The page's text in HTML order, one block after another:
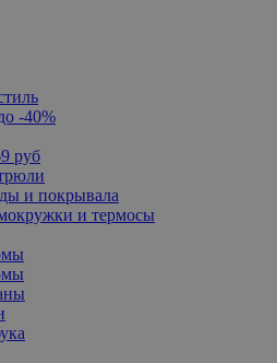
-40%
руб
и покрывала
и термосы